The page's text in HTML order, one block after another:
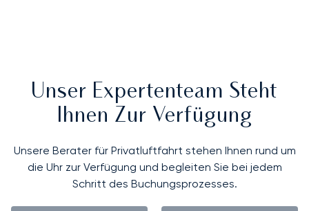
Unser Expertenteam Steht
Ihnen Zur Verfügung
Unsere Berater für Privatluftfahrt stehen Ihnen rund um
die Uhr zur Verfügung und begleiten Sie bei jedem
Schritt des Buchungsprozesses.